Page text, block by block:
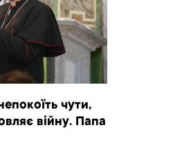
чути,
війну. Папа